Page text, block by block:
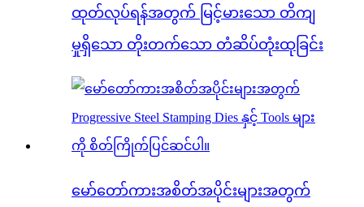
ထုတ်လုပ်ရန်အတွက် မြင့်မားသော တိကျ
မှုရှိသော တိုးတက်သော တံဆိပ်တုံးထုခြင်း
မော်တော်ကားအစိတ်အပိုင်းများအတွက်